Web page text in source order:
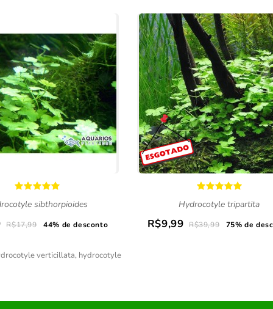
sibthorpioides
R$17,99 44% de desconto
Hydrocotyle tripartita
R$9,99 R$39,99 75% de
verticillata, hydrocotyle